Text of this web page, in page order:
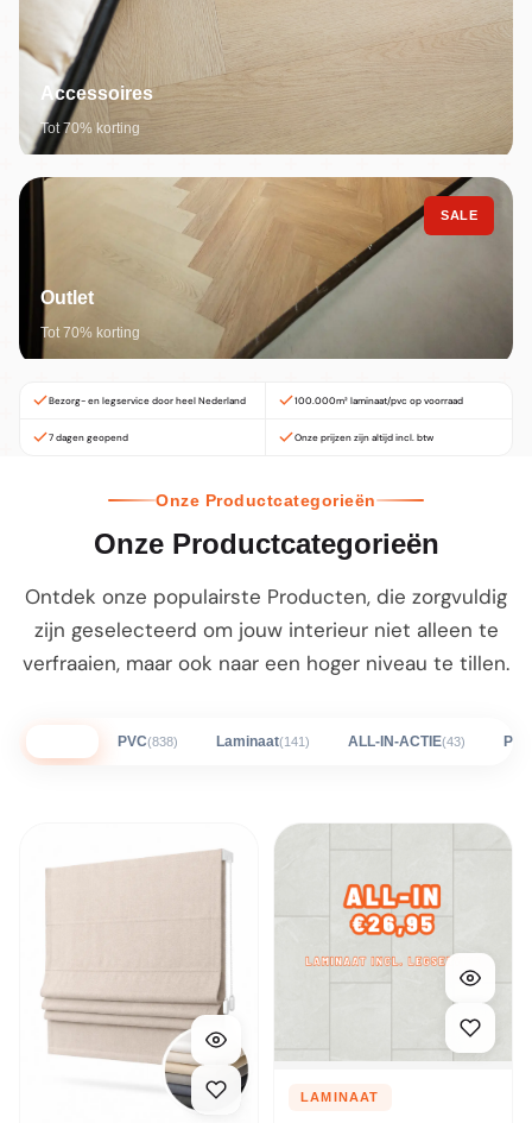
Accessoires
Tot 70% korting
SALE
Outlet
Tot 70% korting
Bezorg- en legservice door heel Nederland 100.000m² laminaat/pvc op voorraad
7 dagen geopend Onze prijzen zijn altijd incl. btw
Onze Productcategorieën
Onze Productcategorieën
Ontdek onze populairste Producten, die zorgvuldig
zijn geselecteerd om jouw interieur niet alleen te
verfraaien, maar ook naar een hoger niveau te tillen.
PVC(838) Laminaat(141) ALL-IN-ACTIE(43)
LAMINAAT